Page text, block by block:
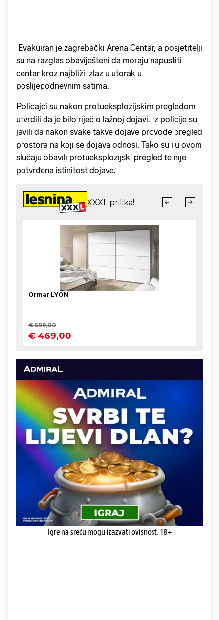
Evakuiran je zagrebački Arena Centar, a posjetitelji
su na razglas obaviješteni da moraju napustiti
centar kroz najbliži izlaz u utorak u
poslijepodnevnim satima.
Policajci su nakon protueksplozijskim pregledom
utvrdili da je bilo riječ o lažnoj dojavi. Iz policije su
javili da nakon svake takve dojave provode pregled
prostora na koji se dojava odnosi. Tako su i u ovom
slučaju obavili protueksplozijski pregled te nije
potvrđena istinitost dojave.
Igre na sreću mogu izazvati ovisnost. 18+